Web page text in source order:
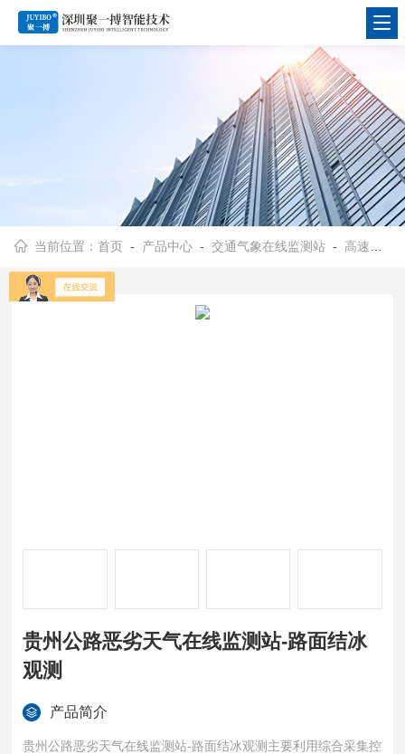
当前位置：首页 - 产品中心 -交通气象在线监测站 - 高速路恶劣天气监测系统
贵州公路恶劣天气在线监测站-路面结冰
观测
产品简介
贵州公路恶劣天气在线监测站-路面结冰观测主要利用综合采集控